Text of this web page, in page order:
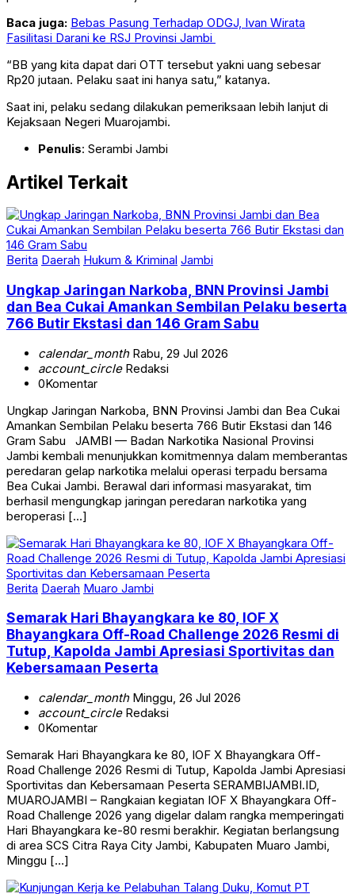
Baca juga: Bebas Pasung Terhadap ODGJ, Ivan Wirata
Fasilitasi Darani ke RSJ Provinsi Jambi
“BB yang kita dapat dari OTT tersebut yakni uang sebesar
Rp20 jutaan. Pelaku saat ini hanya satu,” katanya.
Saat ini, pelaku sedang dilakukan pemeriksaan lebih lanjut di
Kejaksaan Negeri Muarojambi.
Penulis: Serambi Jambi
Artikel Terkait
Berita Daerah Hukum & Kriminal Jambi
Ungkap Jaringan Narkoba, BNN Provinsi Jambi
dan Bea Cukai Amankan Sembilan Pelaku beserta
766 Butir Ekstasi dan 146 Gram Sabu
calendar_monthRabu, 29 Jul 2026
account_circleRedaksi
0Komentar
Ungkap Jaringan Narkoba, BNN Provinsi Jambi dan Bea Cukai
Amankan Sembilan Pelaku beserta 766 Butir Ekstasi dan 146
Gram Sabu JAMBI — Badan Narkotika Nasional Provinsi
Jambi kembali menunjukkan komitmennya dalam memberantas
peredaran gelap narkotika melalui operasi terpadu bersama
Bea Cukai Jambi. Berawal dari informasi masyarakat, tim
berhasil mengungkap jaringan peredaran narkotika yang
beroperasi […]
Berita Daerah Muaro Jambi
Semarak Hari Bhayangkara ke 80, IOF X
Bhayangkara Off-Road Challenge 2026 Resmi di
Tutup, Kapolda Jambi Apresiasi Sportivitas dan
Kebersamaan Peserta
calendar_monthMinggu, 26 Jul 2026
account_circleRedaksi
0Komentar
Semarak Hari Bhayangkara ke 80, IOF X Bhayangkara Off-
Road Challenge 2026 Resmi di Tutup, Kapolda Jambi Apresiasi
Sportivitas dan Kebersamaan Peserta SERAMBIJAMBI.ID,
MUAROJAMBI – Rangkaian kegiatan IOF X Bhayangkara Off-
Road Challenge 2026 yang digelar dalam rangka memperingati
Hari Bhayangkara ke-80 resmi berakhir. Kegiatan berlangsung
di area SCS Citra Raya City Jambi, Kabupaten Muaro Jambi,
Minggu […]